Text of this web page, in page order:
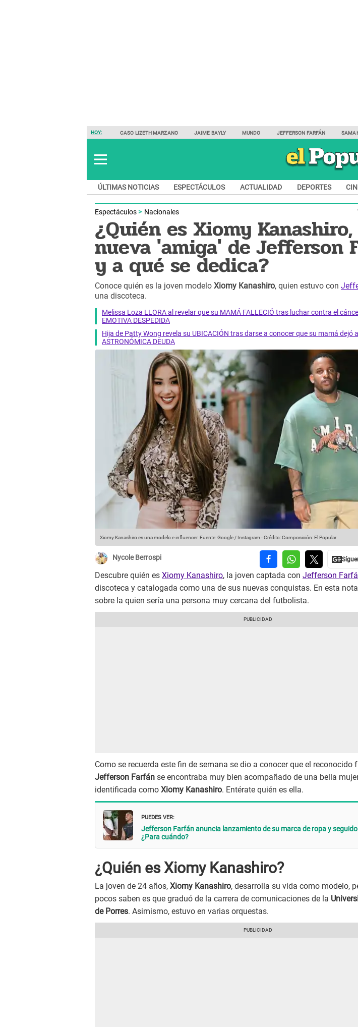
HOY: CASO LIZETH MARZANO JAIME BAYLY MUNDO JEFFERSON FARFÁN
ÚLTIMAS NOTICIAS ESPECTÁCULOS ACTUALIDAD DEPORTES
Espectáculos Nacionales
¿Quién es Xiomy
nueva 'amiga' de Jefferson
y a qué se dedica?
Conoce quién es la joven modelo Xiomy Kanashiro, quien estuvo con
una discoteca.
Melissa Loza LLORA al revelar que su MAMÁ FALLECIÓ tras luchar contra el
EMOTIVA DESPEDIDA
Hija de Patty Wong revela su UBICACIÓN tras darse a conocer que su mamá dejó
ASTRONÓMICA DEUDA
Xiomy Kanashiro es una modelo e influencer. Fuente: Google / Instagram -Crédito: Composición: El Popular
Nycole Berrospi
Descubre quién es Xiomy Kanashiro, la joven captada con Jefferson
discoteca y catalogada como una de sus nuevas conquistas. En esta
sobre la quien sería una persona muy cercana del futbolista.
Como se recuerda este fin de semana se dio a conocer que el reconocido
Jefferson Farfán se encontraba muy bien acompañado de una bella
identificada como Xiomy Kanashiro. Entérate quién es ella.
PUEDES VER:
Jefferson Farfán anuncia lanzamiento de su marca de ropa y
¿Para cuándo?
¿Quién es Xiomy Kanashiro?
La joven de 24 años, Xiomy Kanashiro, desarrolla su vida como modelo,
pocos saben es que graduó de la carrera de comunicaciones de la
de Porres. Asimismo, estuvo en varias orquestas.